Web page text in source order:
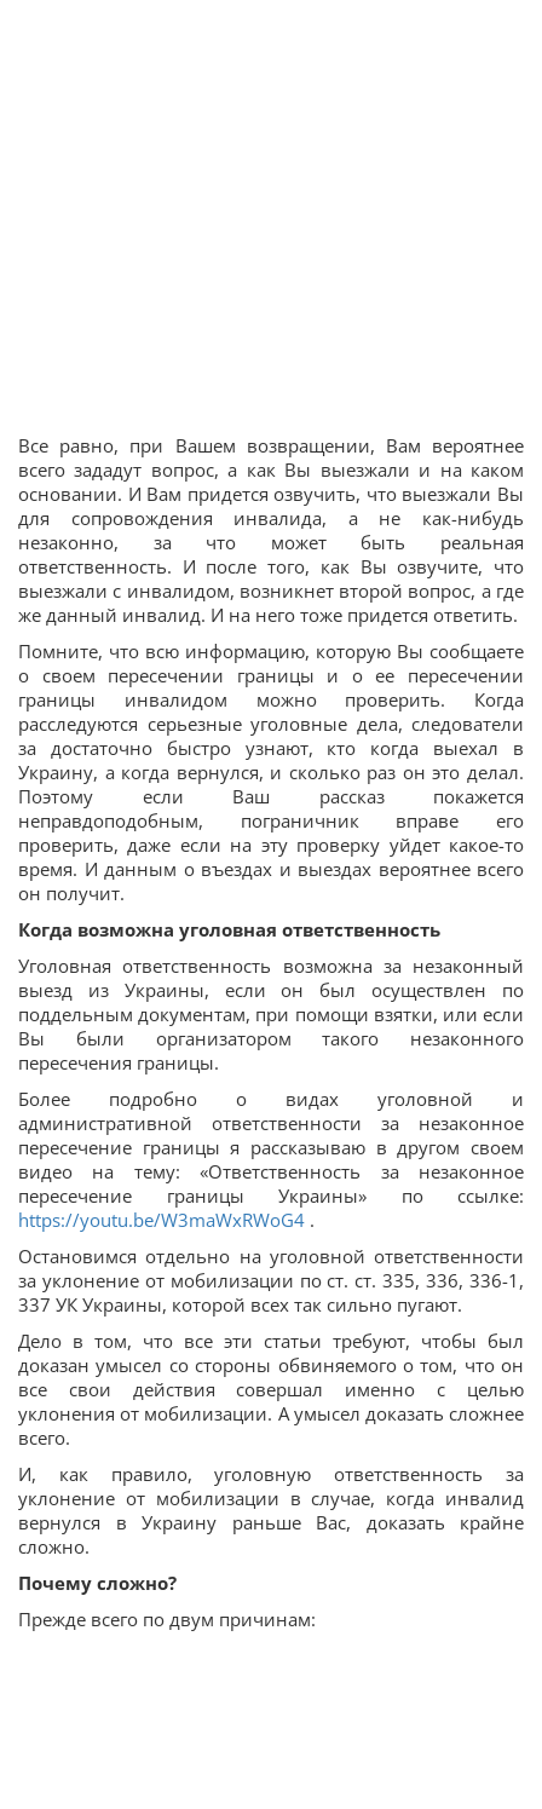
Все равно, при Вашем возвращении, Вам вероятнее
всего зададут вопрос, а как Вы выезжали и на каком
основании. И Вам придется озвучить, что выезжали Вы
для сопровождения инвалида, а не как-нибудь
незаконно, за что может быть реальная
ответственность. И после того, как Вы озвучите, что
выезжали с инвалидом, возникнет второй вопрос, а где
же данный инвалид. И на него тоже придется ответить.
Помните, что всю информацию, которую Вы сообщаете
о своем пересечении границы и о ее пересечении
границы инвалидом можно проверить. Когда
расследуются серьезные уголовные дела, следователи
за достаточно быстро узнают, кто когда выехал в
Украину, а когда вернулся, и сколько раз он это делал.
Поэтому если Ваш рассказ покажется
неправдоподобным, пограничник вправе его
проверить, даже если на эту проверку уйдет какое-то
время. И данным о въездах и выездах вероятнее всего
он получит.
Когда возможна уголовная ответственность
Уголовная ответственность возможна за незаконный
выезд из Украины, если он был осуществлен по
поддельным документам, при помощи взятки, или если
Вы были организатором такого незаконного
пересечения границы.
Более подробно о видах уголовной и
административной ответственности за незаконное
пересечение границы я рассказываю в другом своем
видео на тему: «Ответственность за незаконное
пересечение границы Украины» по ссылке:
https://youtu.be/W3maWxRWoG4 .
Остановимся отдельно на уголовной ответственности
за уклонение от мобилизации по ст. ст. 335, 336, 336-1,
337 УК Украины, которой всех так сильно пугают.
Дело в том, что все эти статьи требуют, чтобы был
доказан умысел со стороны обвиняемого о том, что он
все свои действия совершал именно с целью
уклонения от мобилизации. А умысел доказать сложнее
всего.
И, как правило, уголовную ответственность за
уклонение от мобилизации в случае, когда инвалид
вернулся в Украину раньше Вас, доказать крайне
сложно.
Почему сложно?
Прежде всего по двум причинам: